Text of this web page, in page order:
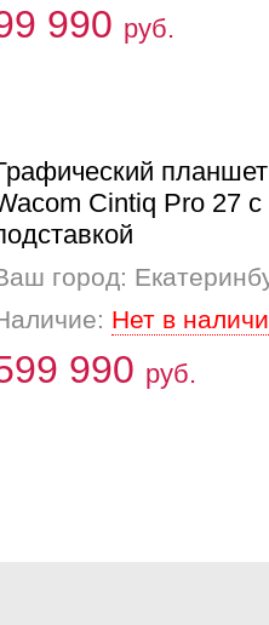
990 руб.
планшет
Cintiq Pro 27 c
город:
Нет в
990 руб.